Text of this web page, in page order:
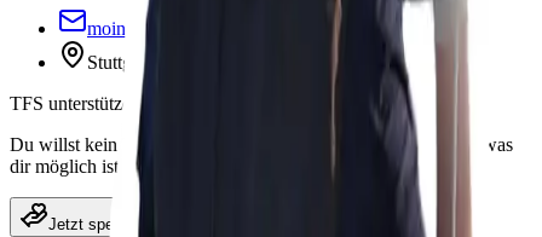
moin@thefuturesocial.de
Stuttgart, Deutschland
TFS unterstützen
Du willst kein Ticket, aber das Festival unterstützen? Spende, was
dir möglich ist.
Jetzt spenden